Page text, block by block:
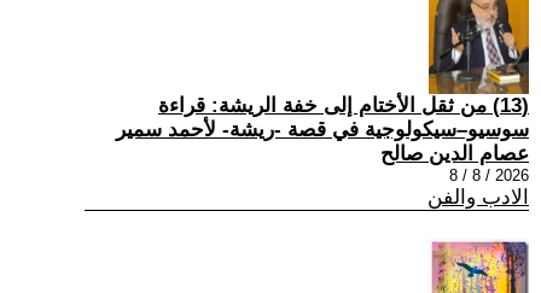
(13) من ثقل الأختام إلى خفة الريشة: قراءة
سوسيو–سيكولوجية في قصة -ريشة- لأحمد سمير
عصام الدين صالح
2026 / 8 / 8
الادب والفن